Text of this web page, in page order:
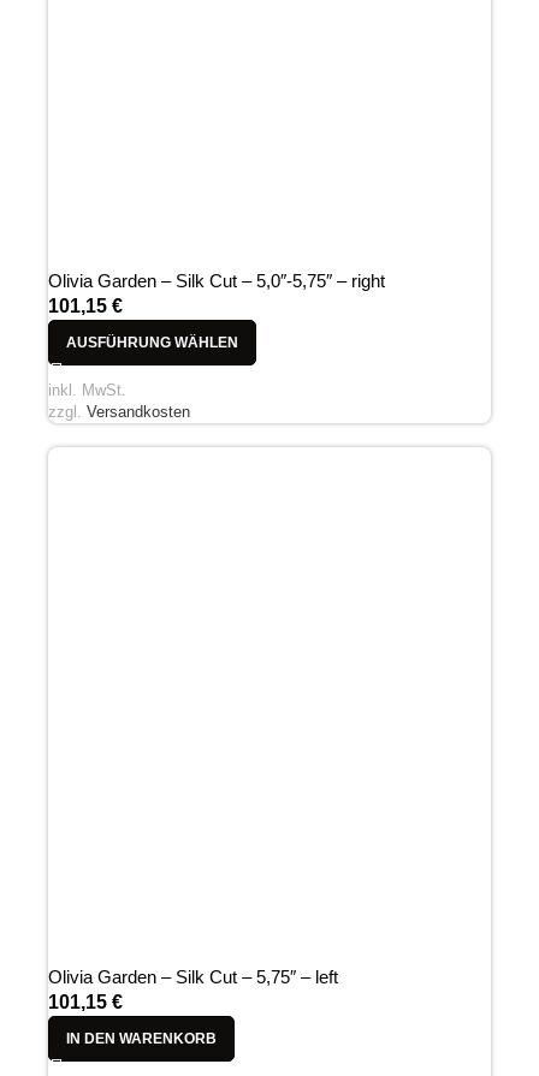
Olivia Garden – Silk Cut – 5,0″-5,75″ – right
101,15 €
AUSFÜHRUNG WÄHLEN
inkl. MwSt.
zzgl. Versandkosten
Olivia Garden – Silk Cut – 5,75″ – left
101,15 €
IN DEN WARENKORB